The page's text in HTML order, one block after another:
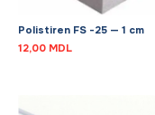
Polistiren FS -25 — 1 cm
12,00 MDL